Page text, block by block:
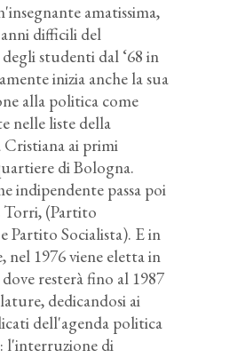
amatissima,
difficili del
studenti dal ‘68 in
inizia anche la sua
alla politica come
nelle liste della
Cristiana ai primi
di Bologna.
indipendente passa poi
(Partito
Partito Socialista). E in
nel 1976 viene eletta in
resterà fino al 1987
dedicandosi ai
dell'agenda politica
l'interruzione di